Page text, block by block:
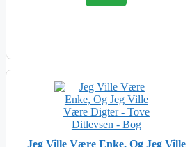
Jeg Ville Være Enke, Og Jeg Ville